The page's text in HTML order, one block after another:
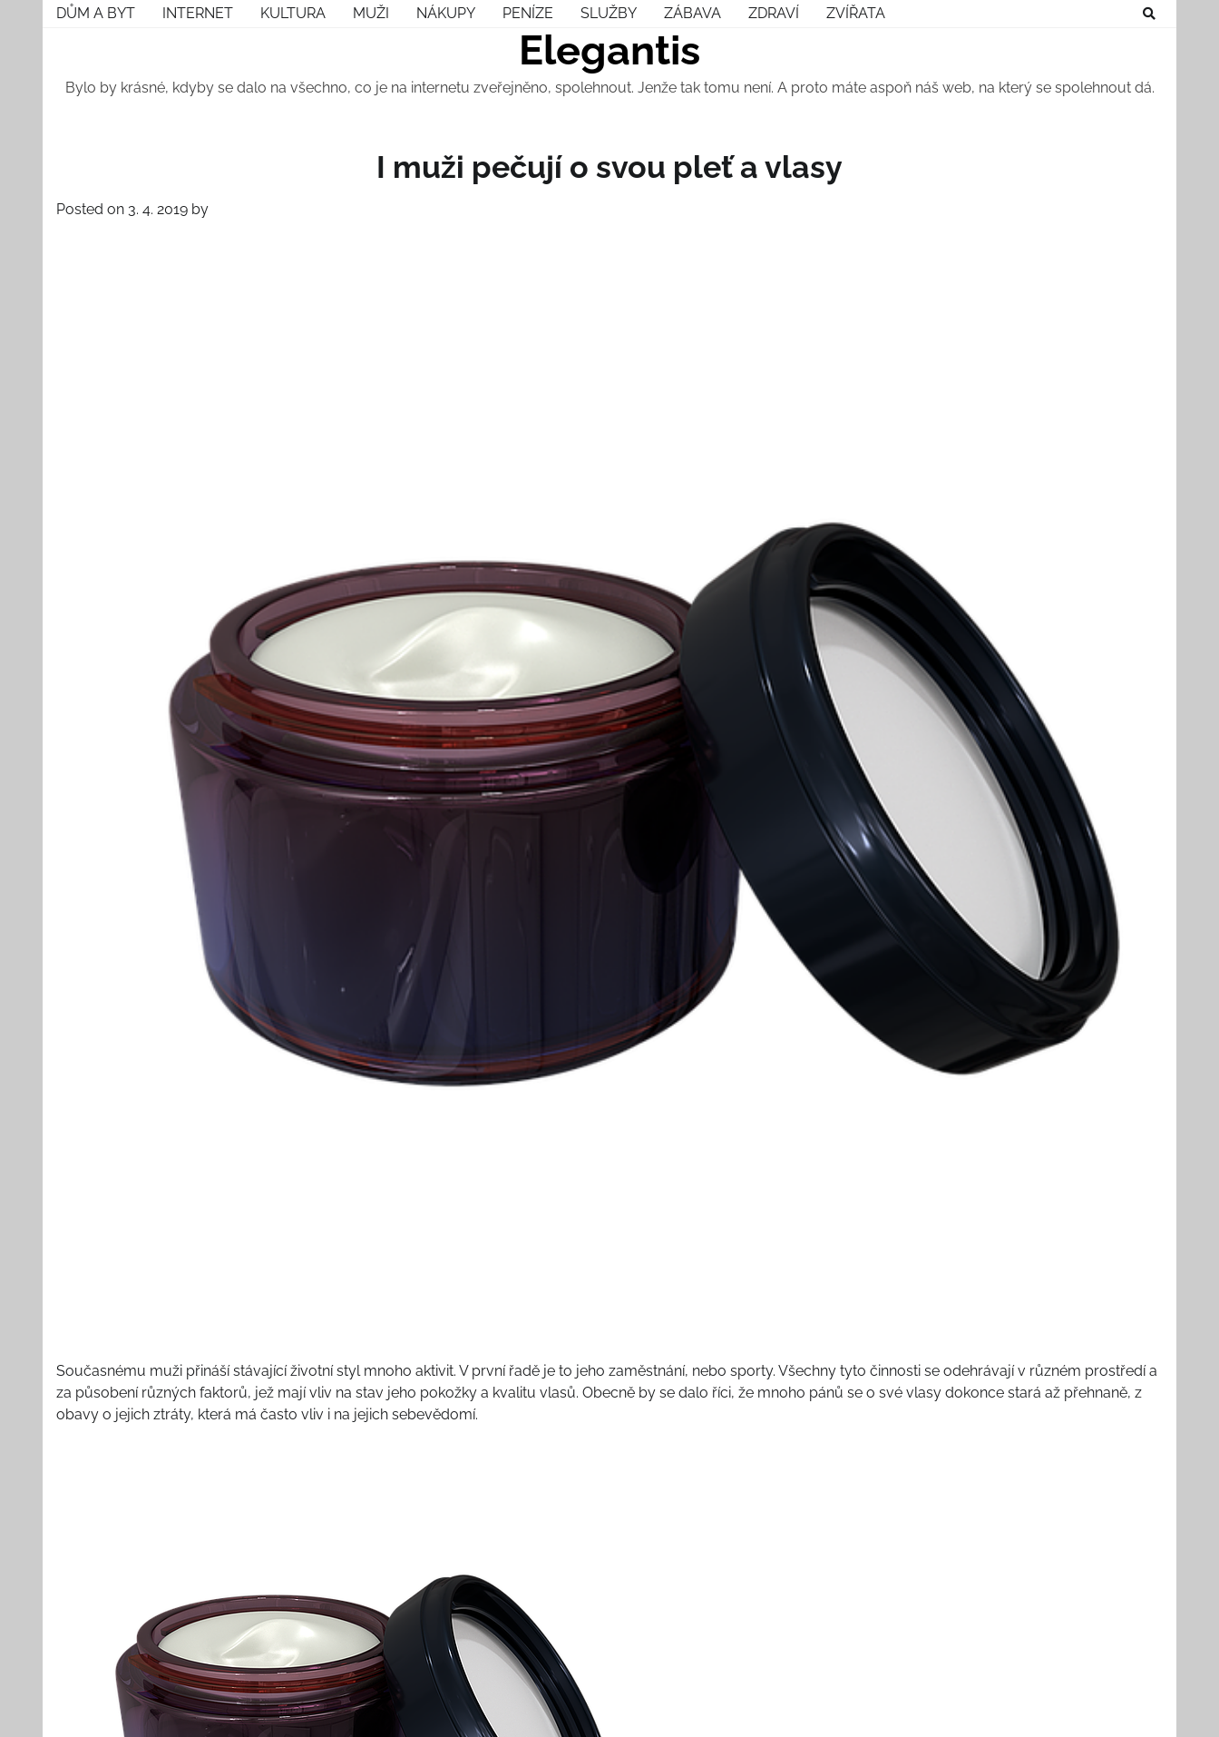
Skip
DŮM A BYT INTERNET KULTURA MUŽI NÁKUPY PENÍZE SLUŽBY ZÁBAVA ZDRAVÍ ZVÍŘATA
Elegantis
Bylo by krásné, kdyby se dalo na všechno, co je na internetu zveřejněno, spolehnout. Jenže tak tomu není. A proto máte aspoň náš web, na který se spolehnout dá.
I muži pečují o svou pleť a vlasy
Posted on 3. 4. 2019 by
Současnému muži přináší stávající životní styl mnoho aktivit. V první řadě je to jeho zaměstnání, nebo sporty. Všechny tyto činnosti se odehrávají v různém prostředí a
za působení různých faktorů, jež mají vliv na stav jeho pokožky a kvalitu vlasů. Obecně by se dalo říci, že mnoho pánů se o své vlasy dokonce stará až přehnaně, z
obavy o jejich ztráty, která má často vliv i na jejich sebevědomí.